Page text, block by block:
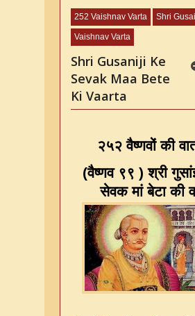
252 Vaishnav Varta Shri
Vaishnav Varta
Shri Gusaniji Ke
Sevak Maa Bete
Ki Vaarta
२५२ वैष्णवों की
(वैष्णव ९९ )श्री
सेवक मां बेटा की